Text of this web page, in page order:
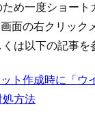
め一度ショート
面の右クリック
は以下の記事を
ト作成時に「ウ
処方法